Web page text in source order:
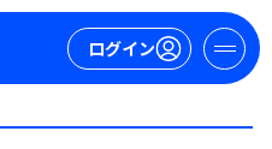
ログイン